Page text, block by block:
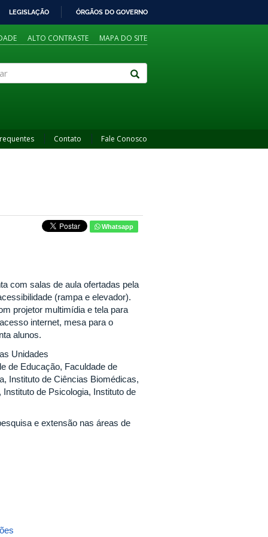
LEGISLAÇÃO ÓRGÃOS DO GOVERNO
ALTO CONTRASTE MAPA DO SITE
Contato Fale Conosco
Whatsapp
com salas de aula ofertadas pela
(rampa e elevador).
projetor multimídia e tela para
internet, mesa para o
alunos.
Unidades
de Educação, Faculdade de
Instituto de Ciências Biomédicas,
de Psicologia, Instituto de
e extensão nas áreas de